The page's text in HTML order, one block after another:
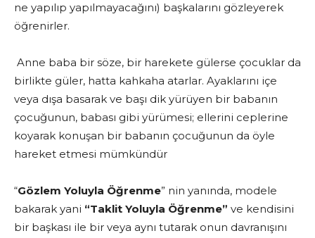
ne ya­pılıp yapılmayacağını) başkalarını gözleyerek
öğrenirler.
Anne baba bir söze, bir harekete gülerse çocuklar da
birlikte güler, hatta kahkaha atarlar. Ayaklarını içe
veya dışa basarak ve başı dik yürüyen bir babanın
çocuğunun, babası gibi yürüme­si; ellerini ceplerine
koyarak konuşan bir babanın çocuğunun da öyle
hareket etmesi mümkündür
“Gözlem Yoluyla Öğrenme” nin yanında, modele
baka­rak yani “Taklit Yoluyla Öğrenme” ve kendisini
bir başkası ile bir veya aynı tutarak onun davranışını